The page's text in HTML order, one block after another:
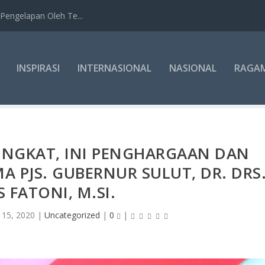
Oleh Te...
INSPIRASI INTERNASIONAL NASIONAL
INI PENGHARGAAN DAN
PJS. GUBERNUR SULUT, DR.
FATONI, M.SI.
2020 | Uncategorized | 0 |